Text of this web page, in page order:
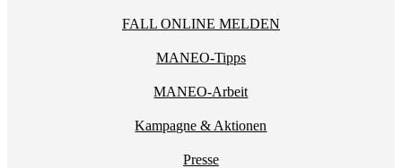
FALL ONLINE MELDEN
MANEO-Tipps
MANEO-Arbeit
Kampagne & Aktionen
Presse